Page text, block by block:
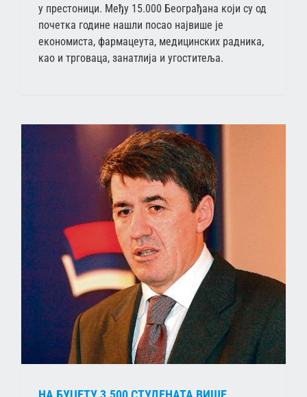
у престоници. Међу 15.000 Београђана који су од
почетка године нашли посао највише је
економиста, фармацеута, медицинских радника,
као и трговаца, занатлија и угоститеља.